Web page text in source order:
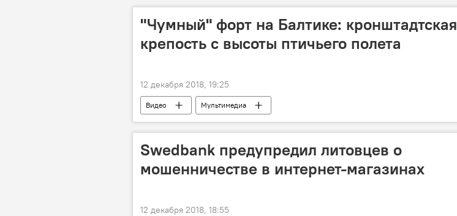
"Чумный" форт на Балтике: кронштадтская
крепость с высоты птичьего полета
12 декабря 2018, 19:25
Видео Мультимедиа
Swedbank предупредил литовцев о
мошенничестве в интернет-магазинах
12 декабря 2018, 18:55